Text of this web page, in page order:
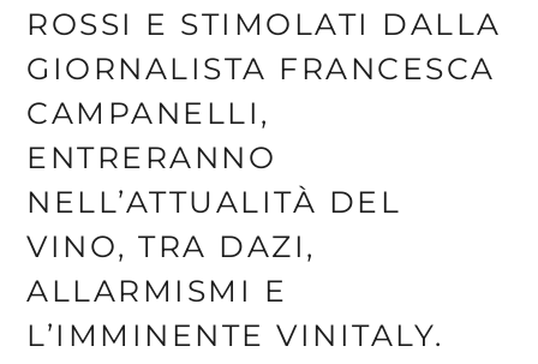
ROSSI E STIMOLATI DALLA
GIORNALISTA FRANCESCA
CAMPANELLI,
ENTRERANNO
NELL’ATTUALITÀ DEL
VINO, TRA DAZI,
ALLARMISMI E
L’IMMINENTE VINITALY.